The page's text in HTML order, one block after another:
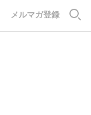
メルマガ登録